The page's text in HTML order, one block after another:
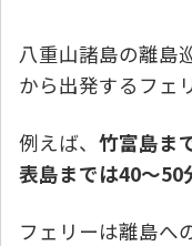
八重山諸島の離島
から出発するフェ
例えば、 竹富島ま
表島までは40〜50
フェリーは離島へ